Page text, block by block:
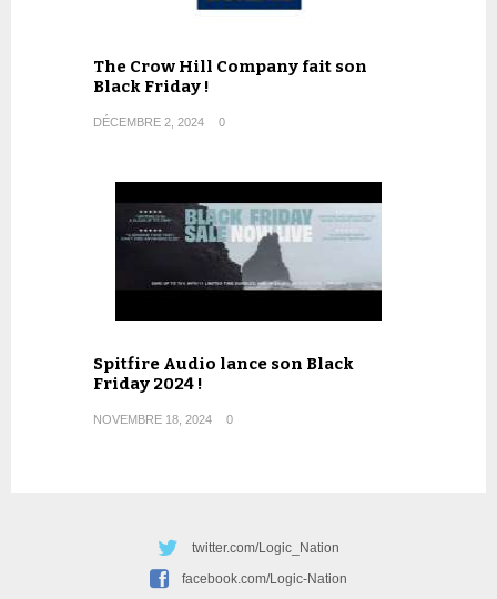
The Crow Hill Company fait son
Black Friday !
DÉCEMBRE 2, 2024 0
Spitfire Audio lance son Black
Friday 2024 !
NOVEMBRE 18, 2024 0
twitter.com/Logic_Nation
facebook.com/Logic-Nation